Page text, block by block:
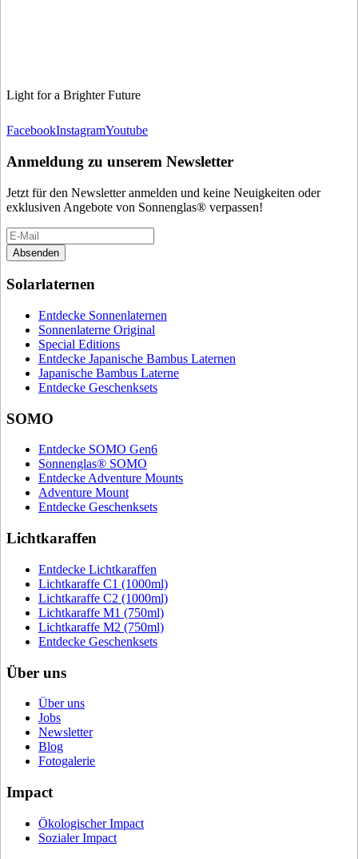
Light for a Brighter Future
FacebookInstagramYoutube
Anmeldung zu unserem Newsletter
Jetzt für den Newsletter anmelden und keine Neuigkeiten oder
exklusiven Angebote von Sonnenglas® verpassen!
Absenden
Solarlaternen
Entdecke Sonnenlaternen
Sonnenlaterne Original
Special Editions
Entdecke Japanische Bambus Laternen
Japanische Bambus Laterne
Entdecke Geschenksets
SOMO
Entdecke SOMO Gen6
Sonnenglas® SOMO
Entdecke Adventure Mounts
Adventure Mount
Entdecke Geschenksets
Lichtkaraffen
Entdecke Lichtkaraffen
Lichtkaraffe C1 (1000ml)
Lichtkaraffe C2 (1000ml)
Lichtkaraffe M1 (750ml)
Lichtkaraffe M2 (750ml)
Entdecke Geschenksets
Über uns
Über uns
Jobs
Newsletter
Blog
Fotogalerie
Impact
Ökologischer Impact
Sozialer Impact